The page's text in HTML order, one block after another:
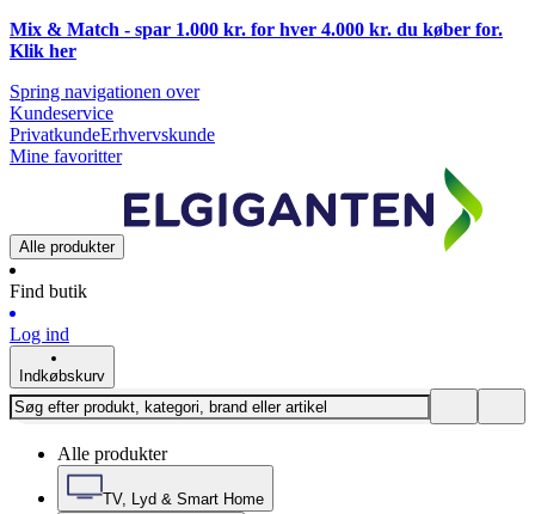
Mix & Match - spar 1.000 kr. for hver 4.000 kr. du køber for.
Klik her
Spring navigationen over
Kundeservice
PrivatkundeErhvervskunde
Mine favoritter
Alle produkter
Find butik
Log ind
Indkøbskurv
Alle produkter
TV, Lyd & Smart Home